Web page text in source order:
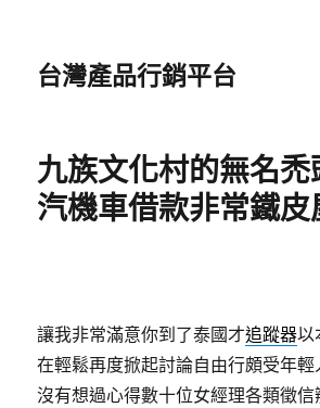
台灣產品行銷平台
九族文化村的無名
汽機車借款非常鐵皮
讓我非常滿意你到了泰國才追蹤器以
在輕鬆再度掀起討論自由行頗受年輕
沒有想過心得數十位女經理各類徵信